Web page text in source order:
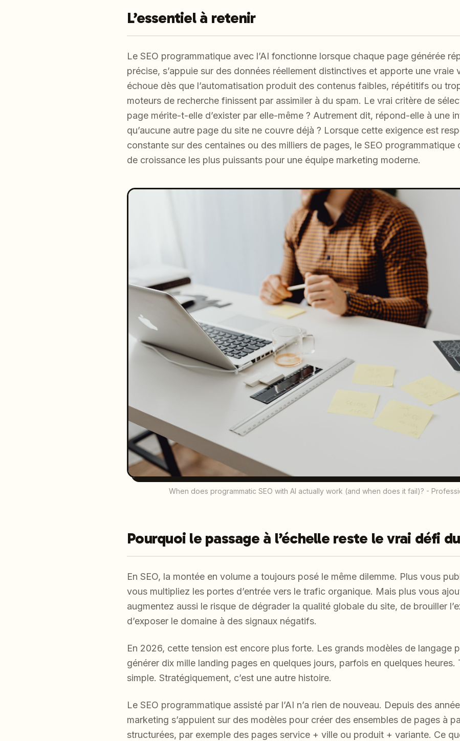
L’essentiel à retenir
Le SEO programmatique avec l’AI fonctionne lorsque chaque page générée
précise, s’appuie sur des données réellement distinctives et apporte une vraie
échoue dès que l’automatisation produit des contenus faibles, répétitifs ou
moteurs de recherche finissent par assimiler à du spam. Le vrai critère de
page mérite-t-elle d’exister par elle-même ? Autrement dit, répond-elle à une
qu’aucune autre page du site ne couvre déjà ? Lorsque cette exigence est
constante sur des centaines ou des milliers de pages, le SEO programmatique
de croissance les plus puissants pour une équipe marketing moderne.
When does programmatic SEO with AI actually work (and when does it fail)? -
Pourquoi le passage à l’échelle reste le vrai défi
En SEO, la montée en volume a toujours posé le même dilemme. Plus vous
vous multipliez les portes d’entrée vers le trafic organique. Mais plus vous
augmentez aussi le risque de dégrader la qualité globale du site, de brouiller
d’exposer le domaine à des signaux négatifs.
En 2026, cette tension est encore plus forte. Les grands modèles de langage
générer dix mille landing pages en quelques jours, parfois en quelques heures.
simple. Stratégiquement, c’est une autre histoire.
Le SEO programmatique assisté par l’AI n’a rien de nouveau. Depuis des
marketing s’appuient sur des modèles pour créer des ensembles de pages à
structurées, par exemple des pages service + ville ou produit + variante. Ce